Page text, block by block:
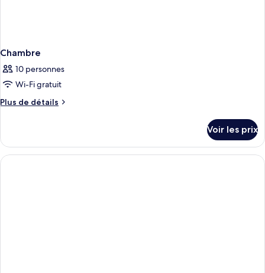
Chambre
10 personnes
Wi-Fi gratuit
Plus de détails
Plus
le
type
de
Voir les prix